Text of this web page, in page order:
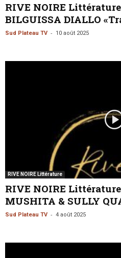
RIVE NOIRE
BILGUISSA DIALLO
Sud Plateau TV - 10 août 2025
RIVE NOIRE Littérature
RIVE NOIRE
MUSHITA & SULLY
Sud Plateau TV - 4 août 2025